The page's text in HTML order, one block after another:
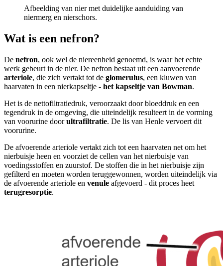
Afbeelding van nier met duidelijke aanduiding van
niermerg en nierschors.
Wat is een nefron?
De nefron, ook wel de niereenheid genoemd, is waar het echte
werk gebeurt in de nier. De nefron bestaat uit een aanvoerende
arteriole, die zich vertakt tot de glomerulus, een kluwen van
haarvaten in een nierkapseltje - het kapseltje van Bowman.
Het is de nettofiltratiedruk, veroorzaakt door bloeddruk en een
tegendruk in de omgeving, die uiteindelijk resulteert in de vorming
van voorurine doorultrafiltratie. De lis van Henle vervoert dit
voorurine.
De afvoerende arteriole vertakt zich tot een haarvaten net om het
nierbuisje heen en voorziet de cellen van het nierbuisje van
voedingsstoffen en zuurstof. De stoffen die in het nierbuisje zijn
gefilterd en moeten worden teruggewonnen, worden uiteindelijk via
de afvoerende arteriole en venule afgevoerd - dit proces heet
terugresorptie.